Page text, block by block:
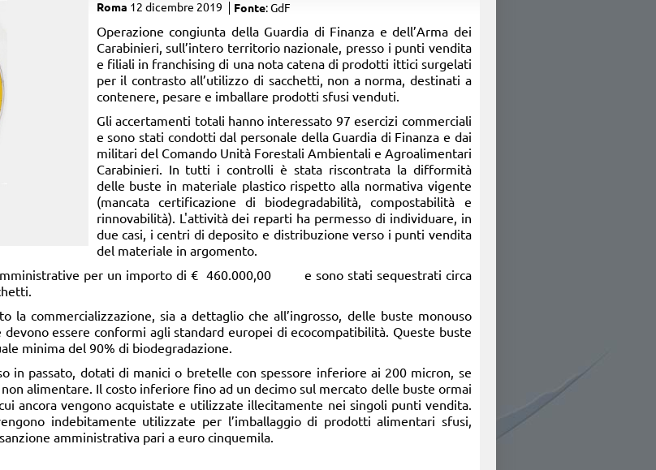
Roma 12 dicembre 2019 Fonte: GdF
Operazione congiunta della Guardia di Finanza e dell’Arma dei
Carabinieri, sull’intero territorio nazionale, presso i punti vendita
e filiali in franchising di una nota catena di prodotti ittici surgelati
per il contrasto all’utilizzo di sacchetti, non a norma, destinati a
contenere, pesare e imballare prodotti sfusi venduti.
Gli accertamenti totali hanno interessato 97 esercizi commerciali
e sono stati condotti dal personale della Guardia di Finanza e dai
militari del Comando Unità Forestali Ambientali e Agroalimentari
Carabinieri. In tutti i controlli è stata riscontrata la difformità
delle buste in materiale plastico rispetto alla normativa vigente
(mancata certificazione di biodegradabilità, compostabilità e
rinnovabilità). L'attività dei reparti ha permesso di individuare, in
due casi, i centri di deposito e distribuzione verso i punti vendita
del materiale in argomento.
per un importo di € 460.000,00 e sono stati sequestrati circa
la commercializzazione, sia a dettaglio che all’ingrosso, delle buste monouso
essere conformi agli standard europei di ecocompatibilità. Queste buste
minima del 90% di biodegradazione.
in passato, dotati di manici o bretelle con spessore inferiore ai 200 micron, se
alimentare. Il costo inferiore fino ad un decimo sul mercato delle buste ormai
ancora vengono acquistate e utilizzate illecitamente nei singoli punti vendita.
indebitamente utilizzate per l’imballaggio di prodotti alimentari sfusi,
amministrativa pari a euro cinquemila.